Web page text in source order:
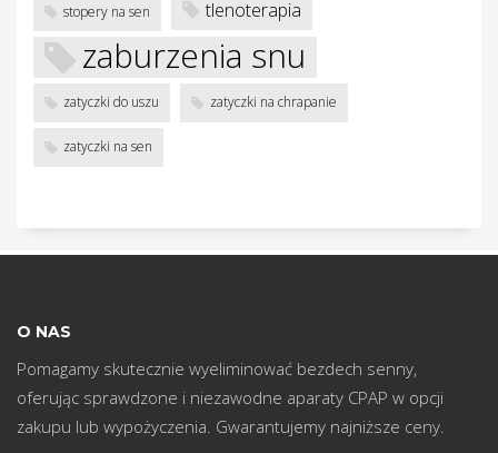
stopery na sen tlenoterapia
zaburzenia snu
zatyczki do uszu zatyczki na chrapanie
zatyczki na sen
O NAS
Pomagamy skutecznie wyeliminować bezdech senny,
oferując sprawdzone i niezawodne aparaty CPAP w opcji
zakupu lub wypożyczenia. Gwarantujemy najniższe ceny.